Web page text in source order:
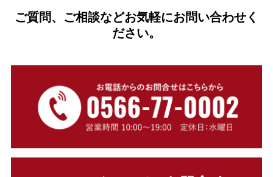
ご質問、ご相談などお気軽にお問い合わせく
ださい。